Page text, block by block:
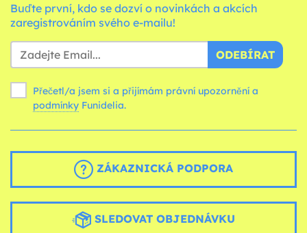
Buďte první, kdo se dozví o novinkách a akcích
zaregistrováním svého e-mailu!
ODEBÍRAT
Přečetl/a jsem si a přijímám právní upozornění a
podmínky Funidelia.
ZÁKAZNICKÁ PODPORA
SLEDOVAT OBJEDNÁVKU